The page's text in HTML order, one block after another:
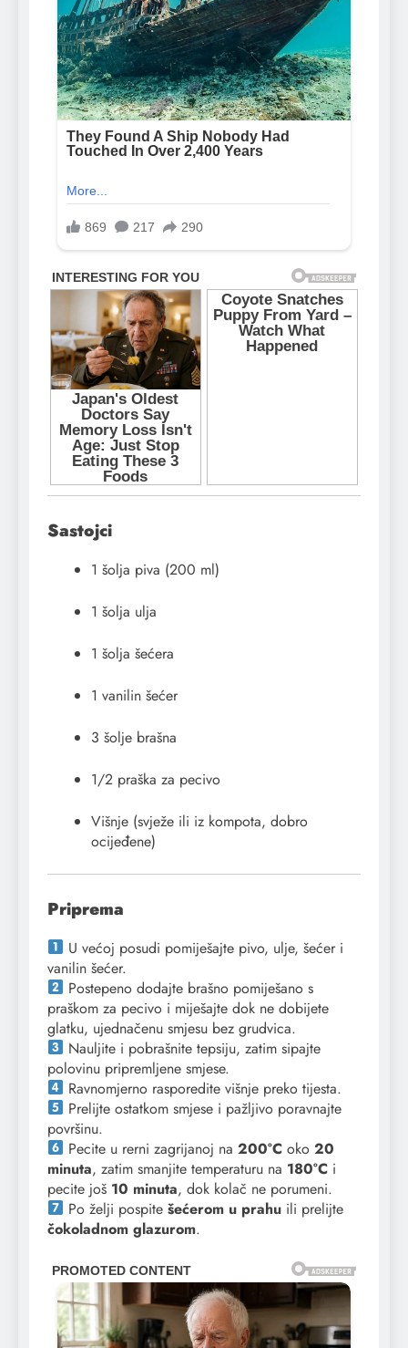
Sastojci
1 šolja piva (200 ml)
1 šolja ulja
1 šolja šećera
1 vanilin šećer
3 šolje brašna
1/2 praška za pecivo
Višnje (svježe ili iz kompota, dobro
ocijeđene)
Priprema
U većoj posudi pomiješajte pivo, ulje, šećer i
vanilin šećer.
Postepeno dodajte brašno pomiješano s
praškom za pecivo i miješajte dok ne dobijete
glatku, ujednačenu smjesu bez grudvica.
Nauljite i pobrašnite tepsiju, zatim sipajte
polovinu pripremljene smjese.
Ravnomjerno rasporedite višnje preko tijesta.
Prelijte ostatkom smjese i pažljivo poravnajte
površinu.
Pecite u rerni zagrijanoj na200°C oko20
minuta, zatim smanjite temperaturu na 180°C i
pecite još 10 minuta, dok kolač ne porumeni.
Po želji pospitešećerom u prahu ili prelijte
čokoladnom glazurom.